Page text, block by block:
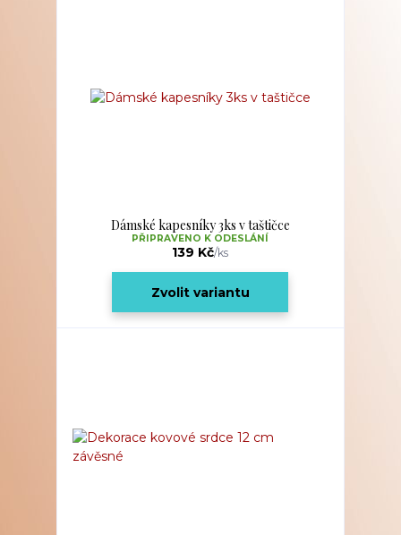
Dámské kapesníky 3ks v taštičce
139 Kč/ks
PŘIPRAVENO K ODESLÁNÍ
Zvolit variantu